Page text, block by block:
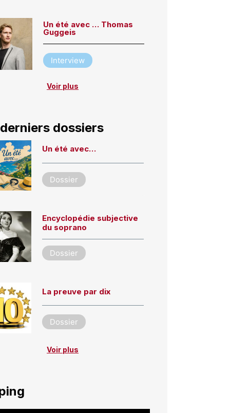
Un été avec … Thomas
Guggeis
Interview
Voir plus
dossiers
Un été avec…
Dossier
Encyclopédie subjective
du soprano
Dossier
La preuve par dix
Dossier
Voir plus